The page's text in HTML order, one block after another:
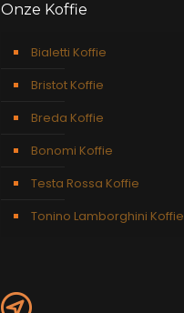
Onze Koffie
Bialetti Koffie
Bristot Koffie
Breda Koffie
Bonomi Koffie
Testa Rossa Koffie
Tonino Lamborghini Koffie